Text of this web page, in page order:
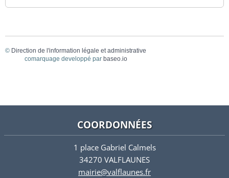
© Direction de l'information légale et administrative
comarquage developpé par baseo.io
COORDONNÉES
1 place Gabriel Calmels
34270 VALFLAUNES
mairie@valflaunes.fr